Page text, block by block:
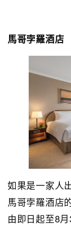
馬哥孛羅酒店
如果是一家人
馬哥孛羅酒店
由即日起至8